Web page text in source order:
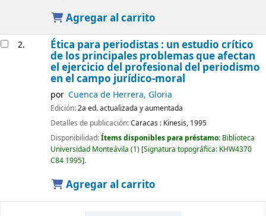
Agregar al carrito
2. Ética para periodistas : un estudio crítico
de los principales problemas que afectan
el ejercicio del profesional del periodismo
en el campo jurídico-moral
por Cuenca de Herrera, Gloria
Edición:2a ed. actualizada y aumentada
Detalles de publicación:Caracas : Kinesis, 1995
Disponibilidad:Ítems disponibles para préstamo: Biblioteca
Universidad Monteávila (1) Signatura topográfica: KHW4370
C84 1995 .
Agregar al carrito